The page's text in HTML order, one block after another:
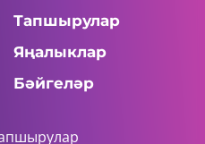
Тапшырулар
Яңалыклар
Бәйгеләр